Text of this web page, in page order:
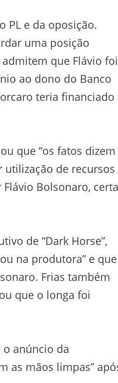
PL e da oposição.
uma posição
que Flávio foi
ao dono do Banco
teria financiado
que “os fatos dizem
de recursos
Bolsonaro, certa
de “Dark Horse”,
na produtora” e que
Frias também
que o longa foi
o anúncio da
as mãos limpas”